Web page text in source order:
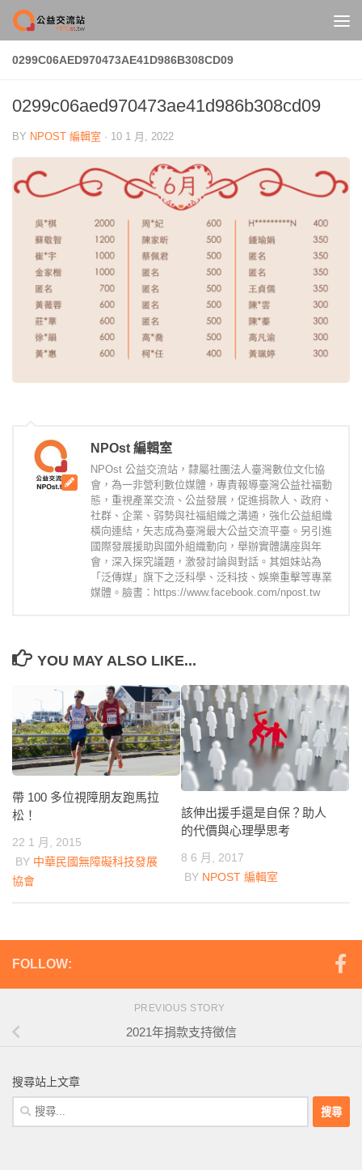
Skip to content
0299C06AED970473AE41D986B308CD09
0299c06aed970473ae41d986b308cd09
BY NPOST 編輯室 · 10 1 月, 2022
NPOst 編輯室
NPOst 公益交流站，隸屬社團法人臺灣數位文化協
會，為一非營利數位媒體，專責報導臺灣公益社福動
態，重視產業交流、公益發展，促進捐款人、政府、
社群、企業、弱勢與社福組織之溝通，強化公益組織
橫向連結，矢志成為臺灣最大公益交流平臺。另引進
國際發展援助與國外組織動向，舉辦實體講座與年
會，深入探究議題，激發討論與對話。其姐妹站為
「泛傳媒」旗下之泛科學、泛科技、娛樂重擊等專業
媒體。臉書：https://www.facebook.com/npost.tw
YOU MAY ALSO LIKE...
帶 100 多位視障朋友跑馬拉
松！
22 1 月, 2015
BY 中華民國無障礙科技發展
協會
該伸出援手還是自保？助人
的代價與心理學思考
8 6 月, 2017
BY NPOST 編輯室
FOLLOW:
PREVIOUS STORY
2021年捐款支持徵信
搜尋站上文章
搜
尋